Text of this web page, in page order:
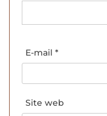
E-mail *
Site web